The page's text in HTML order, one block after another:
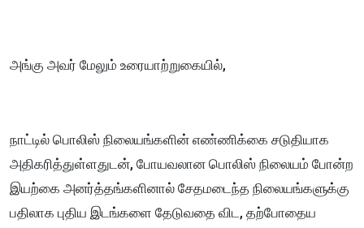
அங்கு அவர் மேலும் உரையாற்றுகையில்,
நாட்டில் பொலிஸ் நிலையங்களின் எண்ணிக்கை சடுதியாக
அதிகரித்துள்ளதுடன், போயவலான பொலிஸ் நிலையம் போன்ற
இயற்கை அனர்த்தங்களினால் சேதமடைந்த நிலையங்களுக்கு
பதிலாக புதிய இடங்களை தேடுவதை விட, தற்போதைய